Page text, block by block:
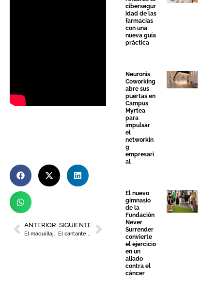
ANTERIOR
El maquillaje perfecto para estas Navidades by Yohanna Montano
SIGUIENTE
El cantante Flavio Fernández proclamado ‘Murciano del año 2020’
cibersegur
idad de las
farmacias
con una
nueva guía
práctica
Neuronis
Coworking
abre sus
puertas en
Campus
Myrtea
para
impulsar
el
networkin
g
empresari
al
El nuevo
gimnasio
de la
Fundación
Never
Surrender
convierte
el ejercicio
en un
aliado
contra el
cáncer